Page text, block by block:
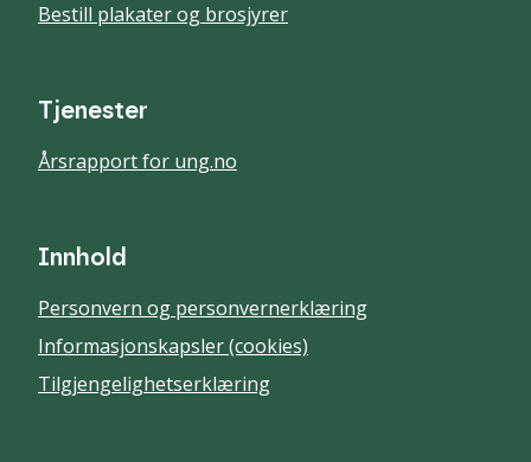
Bestill plakater og brosjyrer
Tjenester
Årsrapport for ung.no
Innhold
Personvern og personvernerklæring
Informasjonskapsler (cookies)
Tilgjengelighetserklæring